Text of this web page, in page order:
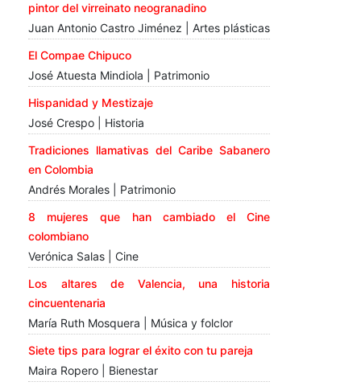
pintor del virreinato neogranadino
Juan Antonio Castro Jiménez | Artes plásticas
El Compae Chipuco
José Atuesta Mindiola | Patrimonio
Hispanidad y Mestizaje
José Crespo | Historia
Tradiciones llamativas del Caribe Sabanero
en Colombia
Andrés Morales | Patrimonio
8 mujeres que han cambiado el Cine
colombiano
Verónica Salas | Cine
Los altares de Valencia, una historia
cincuentenaria
María Ruth Mosquera | Música y folclor
Siete tips para lograr el éxito con tu pareja
Maira Ropero | Bienestar